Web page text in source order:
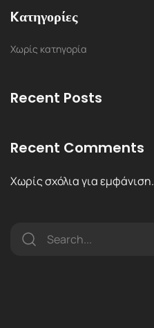
Kατηγορίες
Χωρίς κατηγορία
Recent Posts
Recent Comments
Χωρίς σχόλια για εμφάνιση.